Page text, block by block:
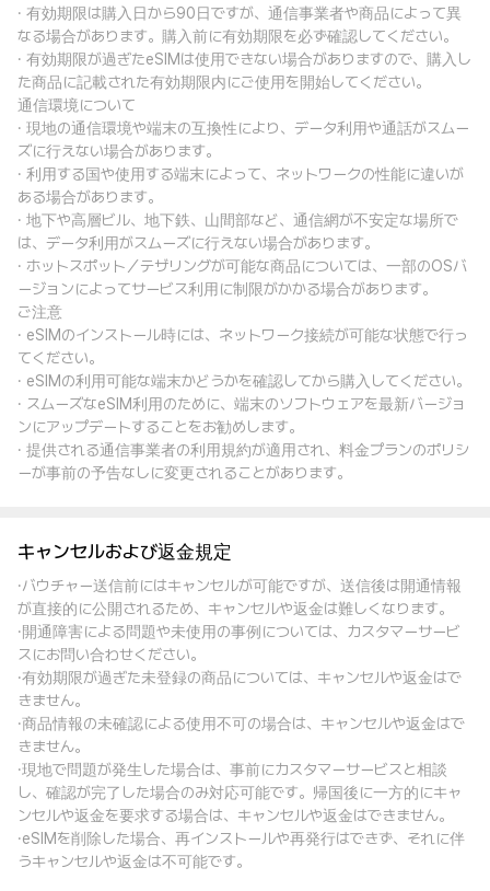
· 有効期限は購入日から90日ですが、通信事業者や商品によって異
なる場合があります。購入前に有効期限を必ず確認してください。
· 有効期限が過ぎたeSIMは使用できない場合がありますので、購入し
た商品に記載された有効期限内にご使用を開始してください。
通信環境について
· 現地の通信環境や端末の互換性により、データ利用や通話がスムー
ズに行えない場合があります。
· 利用する国や使用する端末によって、ネットワークの性能に違いが
ある場合があります。
· 地下や高層ビル、地下鉄、山間部など、通信網が不安定な場所で
は、データ利用がスムーズに行えない場合があります。
· ホットスポット／テザリングが可能な商品については、一部のOSバ
ージョンによってサービス利用に制限がかかる場合があります。
ご注意
· eSIMのインストール時には、ネットワーク接続が可能な状態で行っ
てください。
· eSIMの利用可能な端末かどうかを確認してから購入してください。
· スムーズなeSIM利用のために、端末のソフトウェアを最新バージョ
ンにアップデートすることをお勧めします。
· 提供される通信事業者の利用規約が適用され、料金プランのポリシ
ーが事前の予告なしに変更されることがあります。
キャンセルおよび返金規定
·バウチャー送信前にはキャンセルが可能ですが、送信後は開通情報
が直接的に公開されるため、キャンセルや返金は難しくなります。
·開通障害による問題や未使用の事例については、カスタマーサービ
スにお問い合わせください。
·有効期限が過ぎた未登録の商品については、キャンセルや返金はで
きません。
·商品情報の未確認による使用不可の場合は、キャンセルや返金はで
きません。
·現地で問題が発生した場合は、事前にカスタマーサービスと相談
し、確認が完了した場合のみ対応可能です。帰国後に一方的にキャ
ンセルや返金を要求する場合は、キャンセルや返金はできません。
·eSIMを削除した場合、再インストールや再発行はできず、それに伴
うキャンセルや返金は不可能です。